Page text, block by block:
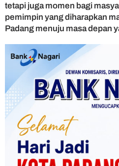
tetapi juga momen bagi
pemimpin yang diharapkan
Padang menuju masa depan